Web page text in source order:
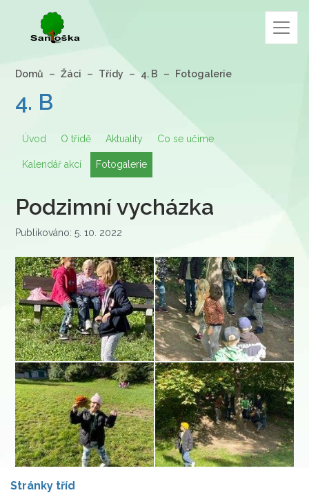
Domů Žáci Třídy 4. B Fotogalerie
4. B
Úvod O třídě Aktuality Co se učíme
Kalendář akcí Fotogalerie
Podzimní vycházka
Publikováno: 5. 10. 2022
Stránky tříd